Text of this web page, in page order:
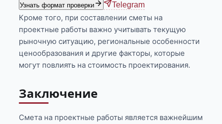
Узнать формат проверки Telegram
Кроме того, при составлении сметы на
проектные работы важно учитывать текущую
рыночную ситуацию, региональные особенности
ценообразования и другие факторы, которые
могут повлиять на стоимость проектирования.
Заключение
Смета на проектные работы является важнейшим